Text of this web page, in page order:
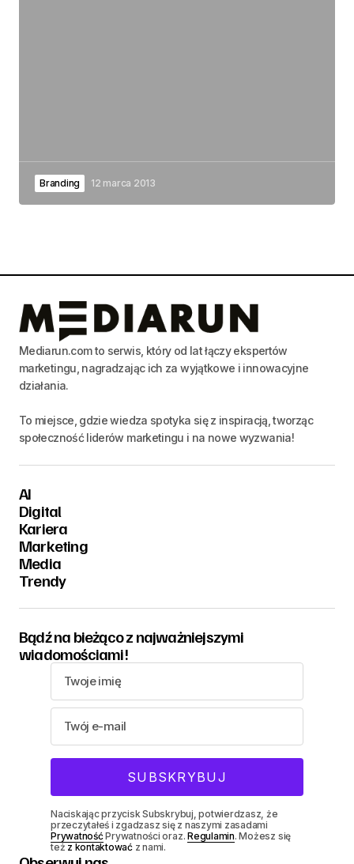
Branding 12 marca 2013
Mediarun.com to serwis, który od lat łączy ekspertów
marketingu, nagradzając ich za wyjątkowe i innowacyjne
działania.
To miejsce, gdzie wiedza spotyka się z inspiracją, tworząc
społeczność liderów marketingu i na nowe wyzwania!
AI
Digital
Kariera
Marketing
Media
Trendy
Bądź na bieżąco z najważniejszymi
wiadomościami!
Naciskając przycisk Subskrybuj, potwierdzasz, że
przeczytałeś i zgadzasz się z naszymi zasadami
PrywatnośćPrywatności oraz.Regulamin. Możesz się
też z kontaktowaćz nami.